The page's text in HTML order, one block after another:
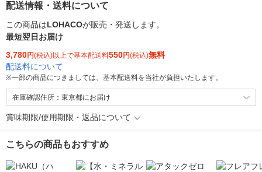
配送情報・送料について
この商品はLOHACOが販売・発送します。
最短翌日お届け
3,780円(税込)以上で基本配送料550円(税込)無料
配送料について
※一部の商品につきましては、基本配送料を当社が負担いたします。
在庫確認住所：東京都にお届け
賞味期限/使用期限・返品について
こちらの商品もおすすめ